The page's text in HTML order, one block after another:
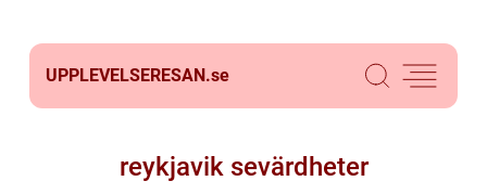
UPPLEVELSERESAN.se
reykjavik sevärdheter